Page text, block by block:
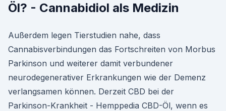
Öl? - Cannabidiol als Medizin
Außerdem legen Tierstudien nahe, dass
Cannabisverbindungen das Fortschreiten von Morbus
Parkinson und weiterer damit verbundener
neurodegenerativer Erkrankungen wie der Demenz
verlangsamen können. Derzeit CBD bei der
Parkinson-Krankheit - Hemppedia CBD-Öl, wenn es